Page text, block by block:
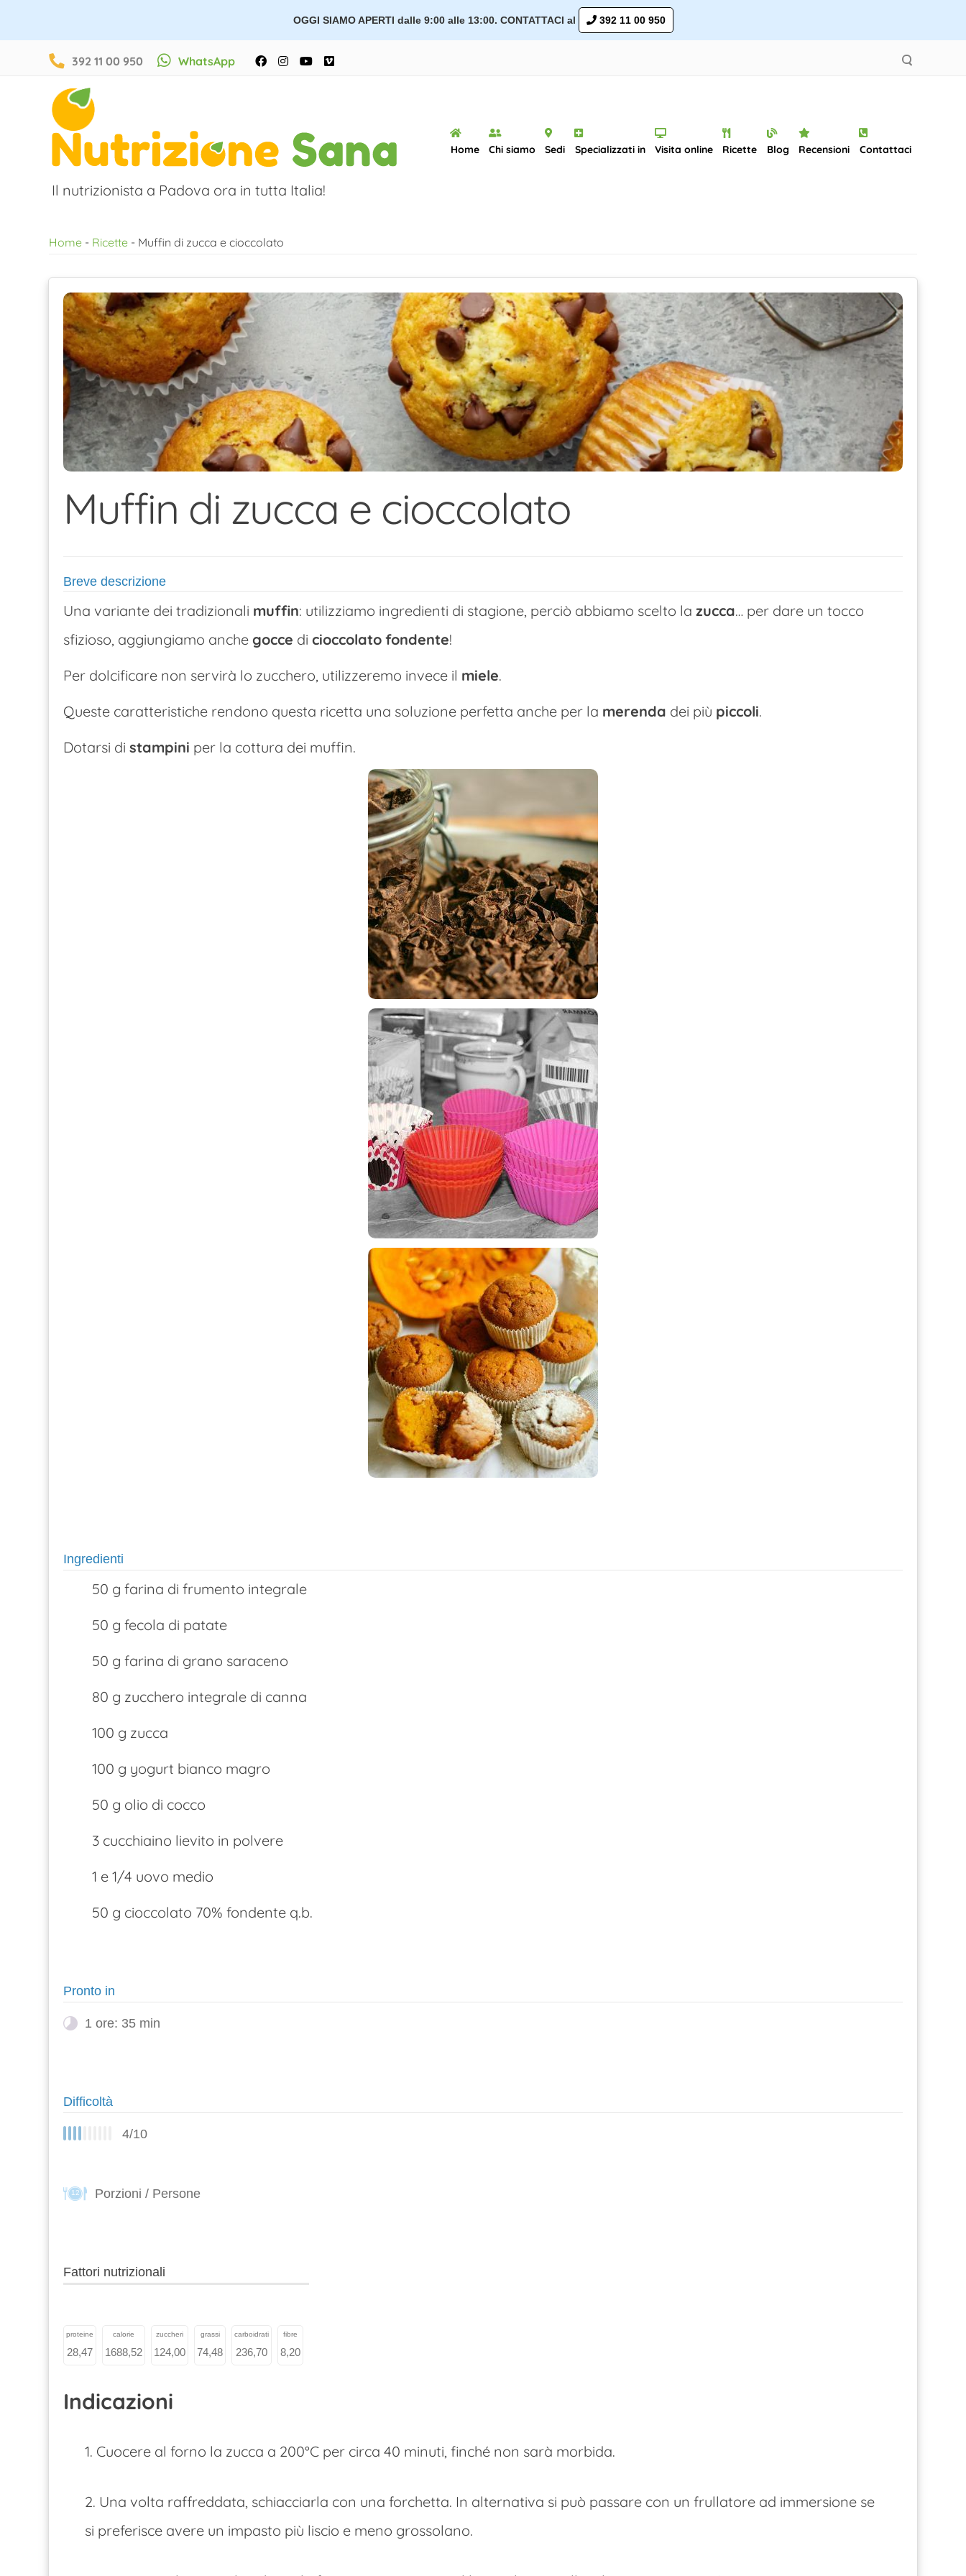
OGGI SIAMO APERTI dalle 9:00 alle 13:00. CONTATTACI al 392 11 00 950
contenuto
392 11 00 950 WhatsApp FacebookInstagram
YouTube
Vimeo
Il nutrizionista a Padova ora in tutta Italia!
Home Chi siamo Sedi Specializzati in Visita online Ricette Blog Recensioni Contattaci
Home - Ricette - Muffin di zucca e cioccolato
Muffin di zucca e cioccolato
Breve descrizione
Una variante dei tradizionali muffin: utilizziamo ingredienti di stagione, perciò abbiamo scelto la zucca… per dare un tocco
sfizioso, aggiungiamo anche gocce di cioccolato fondente!
Per dolcificare non servirà lo zucchero, utilizzeremo invece il miele.
Queste caratteristiche rendono questa ricetta una soluzione perfetta anche per la merenda dei più piccoli.
Dotarsi di stampini per la cottura dei muffin.
Ingredienti
50 g farina di frumento integrale
50 g fecola di patate
50 g farina di grano saraceno
80 g zucchero integrale di canna
100 g zucca
100 g yogurt bianco magro
50 g olio di cocco
3 cucchiaino lievito in polvere
1 e 1/4 uovo medio
50 g cioccolato 70% fondente q.b.
Pronto in
1 ore: 35 min
Difficoltà
4/10
12 Porzioni / Persone
Fattori nutrizionali
proteine
28,47
calorie
1688,52
zuccheri
124,00
grassi
74,48
carboidrati
236,70
fibre
8,20
Indicazioni
1. Cuocere al forno la zucca a 200°C per circa 40 minuti, finché non sarà morbida.
2. Una volta raffreddata, schiacciarla con una forchetta. In alternativa si può passare con un frullatore ad immersione se
si preferisce avere un impasto più liscio e meno grossolano.